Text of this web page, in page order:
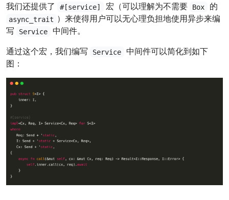
我们还提供了
#[service] 宏（可以理解为不需要 Box 的
async_trait ）来使得用户可以无心理负担地使用异步来编
写
Service
中间件。
通过这个宏，我们编写
Service
中间件可以简化到如下
图：